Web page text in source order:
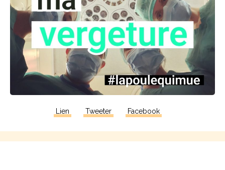
Lien Tweeter Facebook